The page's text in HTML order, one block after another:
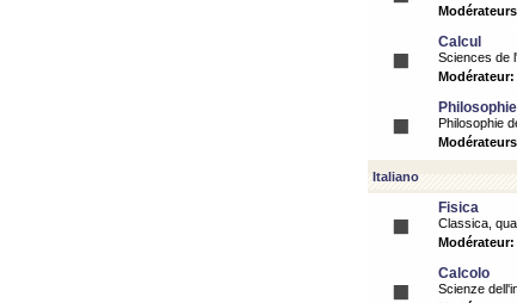
Calcul
Sciences de
Modérateur:
Philosophie
Philosophie
Italiano
Fisica
Classica,
Modérateur:
Calcolo
Scienze